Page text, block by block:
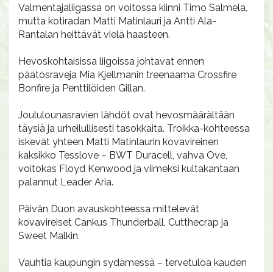
Valmentajaliigassa on voitossa kiinni Timo Salmela,
mutta kotiradan Matti Matinlauri ja Antti Ala-
Rantalan heittävät vielä haasteen.
Hevoskohtaisissa liigoissa johtavat ennen
päätösraveja Mia Kjellmanin treenaama Crossfire
Bonfire ja Penttilöiden Gillan.
Joululounasravien lähdöt ovat hevosmäärältään
täysiä ja urheilullisesti tasokkaita. Troikka-kohteessa
iskevät yhteen Matti Matinlaurin kovavireinen
kaksikko Tesslove – BWT Duracell, vahva Ove,
voitokas Floyd Kenwood ja viimeksi kultakantaan
palannut Leader Aria.
Päivän Duon avauskohteessa mittelevät
kovavireiset Cankus Thunderball, Cutthecrap ja
Sweet Malkin.
Vauhtia kaupungin sydämessä – tervetuloa kauden